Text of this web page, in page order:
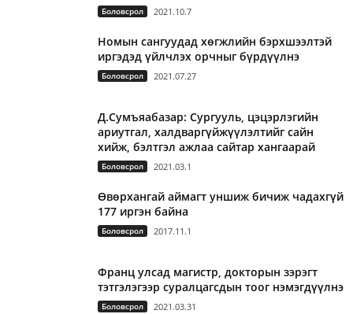
Боловсрол 2021.10.7
Номын сангуудад хөгжлийн бэрхшээлтэй
иргэдэд үйлчлэх орчныг бүрдүүлнэ
Боловсрол 2021.07.27
Д.Сумъяабазар: Сургууль, цэцэрлэгийн
ариутгал, халдваргүйжүүлэлтийг сайн
хийж, бэлтгэл ажлаа сайтар хангаарай
Боловсрол 2021.03.1
Өвөрхангай аймагт уншиж бичиж чадахгүй
177 иргэн байна
Боловсрол 2017.11.1
Франц улсад магистр, докторын зэрэгт
тэтгэлэгээр суралцагсдын тоог нэмэгдүүлнэ
Боловсрол 2021.03.31